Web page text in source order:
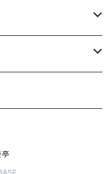
など
ーノシリーズ